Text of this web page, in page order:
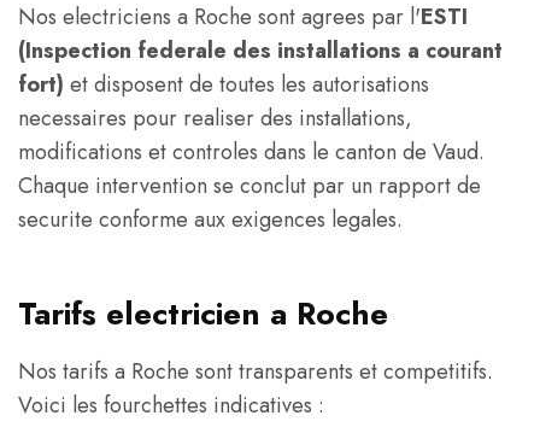
Nos electriciens a Roche sont agrees par l'ESTI
(Inspection federale des installations a courant
fort) et disposent de toutes les autorisations
necessaires pour realiser des installations,
modifications et controles dans le canton de Vaud.
Chaque intervention se conclut par un rapport de
securite conforme aux exigences legales.
Tarifs electricien a Roche
Nos tarifs a Roche sont transparents et competitifs.
Voici les fourchettes indicatives :